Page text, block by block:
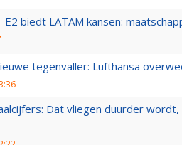
E2 biedt LATAM kansen:
tegenvaller: Lufthansa
Dat vliegen duurder